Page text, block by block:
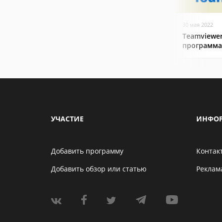
30 мая 2022
программа
УЧАСТИЕ
Добавить программу
Добавить обзор или статью